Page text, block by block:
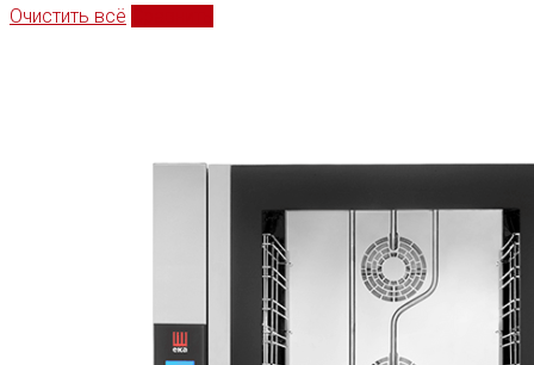
Очистить всё